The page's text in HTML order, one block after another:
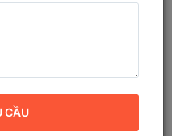
Boutique
2, Thành phố Đà Lạt,